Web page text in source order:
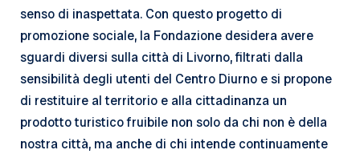
senso di inaspettata. Con questo progetto di
promozione sociale, la Fondazione desidera avere
sguardi diversi sulla città di Livorno, filtrati dalla
sensibilità degli utenti del Centro Diurno e si propone
di restituire al territorio e alla cittadinanza un
prodotto turistico fruibile non solo da chi non è della
nostra città, ma anche di chi intende continuamente